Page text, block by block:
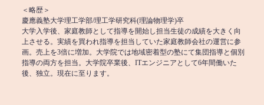
＜略歴＞
慶應義塾大学理工学部/理工学研究科(理論物理学)卒
大学入学後、家庭教師として指導を開始し担当生徒の成績を大きく向
上させる。実績を買われ指導を担当していた家庭教師会社の運営に参
画。売上を3倍に増加。大学院では地域密着型の塾にて集団指導と個別
指導の両方を担当。大学院卒業後、ITエンジニアとして6年間働いた
後、独立。現在に至ります。